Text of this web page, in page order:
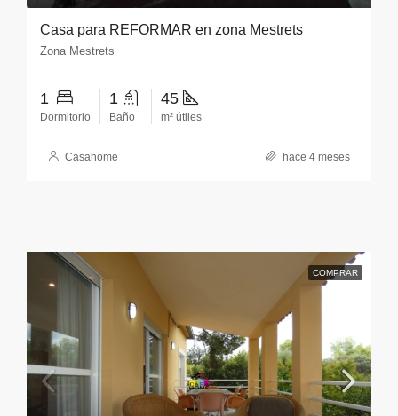
Casa para REFORMAR en zona Mestrets
Zona Mestrets
1
Dormitorio
1
Baño
45
m² útiles
Casahome hace 4 meses
COMPRAR